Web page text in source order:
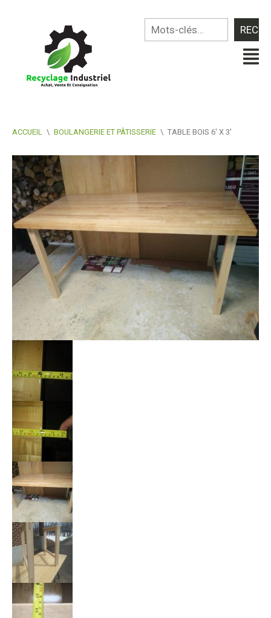
ACCUEIL \ BOULANGERIE ET PÂTISSERIE \ TABLE BOIS 6′ X 3′